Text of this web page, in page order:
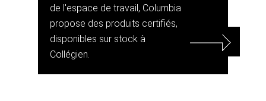
de l'espace de travail, Columbia
propose des produits certifiés,
disponibles sur stock à
Collégien.